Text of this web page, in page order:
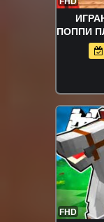
ПОППИ
в
FHD